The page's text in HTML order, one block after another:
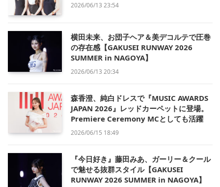
2026/06/13 23:54
横田未来、お団子ヘア＆美デコルテで圧巻
の存在感【GAKUSEI RUNWAY 2026
SUMMER in NAGOYA】
2026/06/13 20:34
森香澄、純白ドレスで『MUSIC AWARDS
JAPAN 2026』レッドカーペットに登場。
Premiere Ceremony MCとしても活躍
2026/06/15 18:49
『今日好き』藤田みあ、ガーリー＆クール
で魅せる抜群スタイル【GAKUSEI
RUNWAY 2026 SUMMER in NAGOYA】